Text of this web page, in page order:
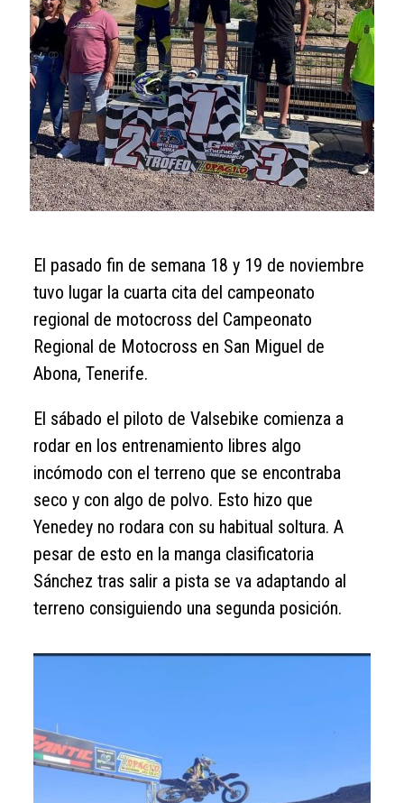
El pasado fin de semana 18 y 19 de noviembre
tuvo lugar la cuarta cita del campeonato
regional de motocross del Campeonato
Regional de Motocross en San Miguel de
Abona, Tenerife.
El sábado el piloto de Valsebike comienza a
rodar en los entrenamiento libres algo
incómodo con el terreno que se encontraba
seco y con algo de polvo. Esto hizo que
Yenedey no rodara con su habitual soltura. A
pesar de esto en la manga clasificatoria
Sánchez tras salir a pista se va adaptando al
terreno consiguiendo una segunda posición.